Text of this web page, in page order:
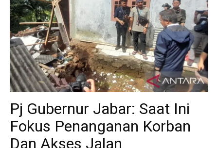
Pj Gubernur Jabar: Saat Ini
Fokus Penanganan Korban
Dan Akses Jalan